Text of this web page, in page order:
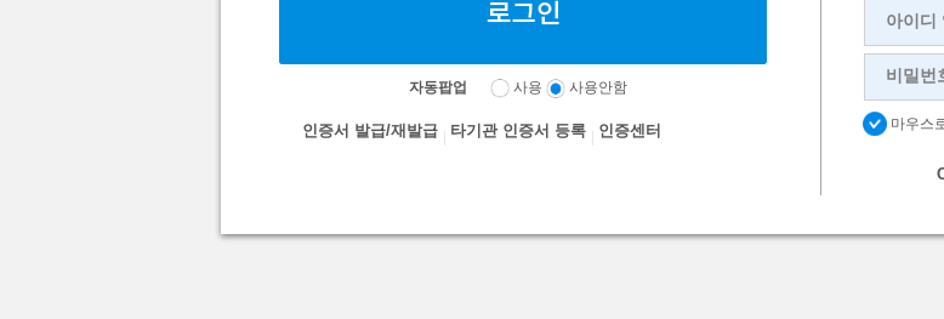
자동팝업 사용 사용안함
인증서 발급/재발급 타기관 인증서 등록 인증센터
아이디
마우스
비밀번